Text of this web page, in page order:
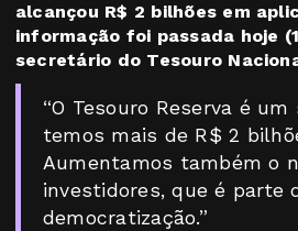
alcançou R$ 2 bilhões em
informação foi passada hoje
secretário do Tesouro
“O Tesouro Reserva é
temos mais de R$ 2
Aumentamos também o
investidores, que é parte
democratização.”